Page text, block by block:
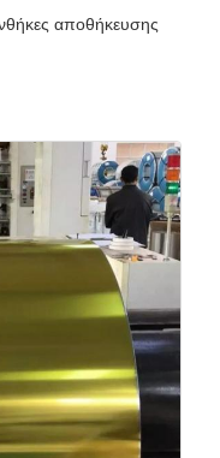
αποθήκευσης